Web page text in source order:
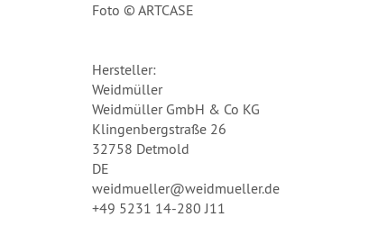
Foto © ARTCASE
Hersteller:
Weidmüller
Weidmüller GmbH & Co KG
Klingenbergstraße 26
32758 Detmold
DE
weidmueller@weidmueller.de
+49 5231 14-280 J11